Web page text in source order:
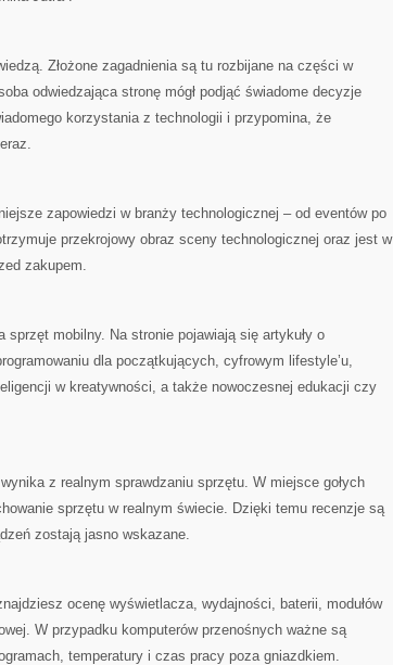
Złożone zagadnienia są tu rozbijane na części w
odwiedzająca stronę mógł podjąć świadome decyzje
korzystania z technologii i przypomina, że
zapowiedzi w branży technologicznej – od eventów po
przekrojowy obraz sceny technologicznej oraz jest w
zakupem.
sprzęt mobilny. Na stronie pojawiają się artykuły o
dla początkujących, cyfrowym lifestyle’u,
w kreatywności, a także nowoczesnej edukacji czy
z realnym sprawdzaniu sprzętu. W miejsce gołych
sprzętu w realnym świecie. Dzięki temu recenzje są
zostają jasno wskazane.
ocenę wyświetlacza, wydajności, baterii, modułów
W przypadku komputerów przenośnych ważne są
temperatury i czas pracy poza gniazdkiem.